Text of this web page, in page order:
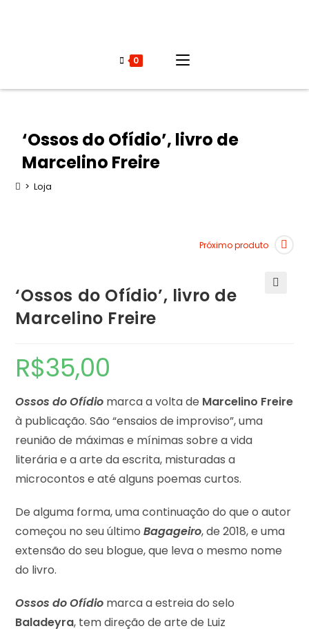
0
‘Ossos do Ofídio’, livro de
Marcelino Freire
> Loja
Próximo produto
‘Ossos do Ofídio’, livro de
Marcelino Freire
R$35,00
Ossos do Ofídio marca a volta de Marcelino Freire
à publicação. São “ensaios de improviso”, uma
reunião de máximas e mínimas sobre a vida
literária e a arte da escrita, misturadas a
microcontos e até alguns poemas curtos.
De alguma forma, uma continuação do que o autor
começou no seu últimoBagageiro, de 2018, e uma
extensão do seu blogue, que leva o mesmo nome
do livro.
Ossos do Ofídio marca a estreia do selo
Baladeyra, tem direção de arte de Luiz